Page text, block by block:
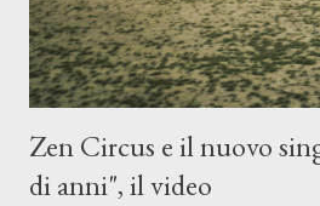
Zen Circus e il nuovo
di anni", il video